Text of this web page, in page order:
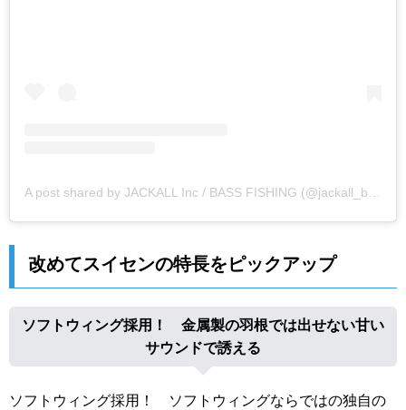
改めてスイセンの特長をピックアップ
ソフトウィング採用！ 金属製の羽根では出せない甘い
サウンドで誘える
ソフトウィング採用！ ソフトウィングならではの独自の